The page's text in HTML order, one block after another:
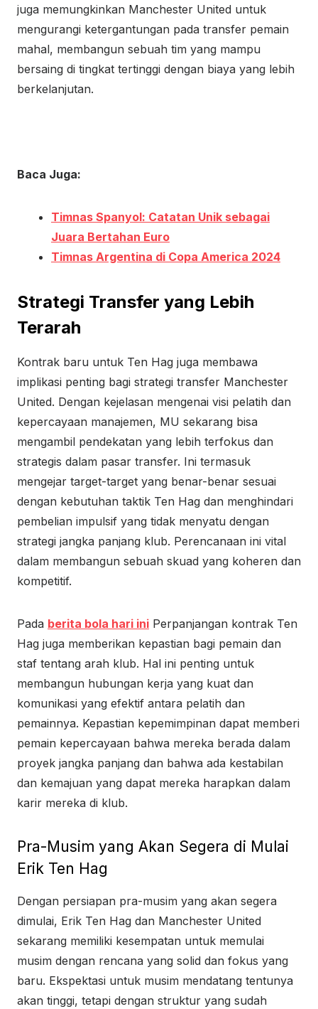
juga memungkinkan Manchester United untuk
mengurangi ketergantungan pada transfer pemain
mahal, membangun sebuah tim yang mampu
bersaing di tingkat tertinggi dengan biaya yang lebih
berkelanjutan.
Baca Juga:
Timnas Spanyol: Catatan Unik sebagai
Juara Bertahan Euro
Timnas Argentina di Copa America 2024
Strategi Transfer yang Lebih
Terarah
Kontrak baru untuk Ten Hag juga membawa
implikasi penting bagi strategi transfer Manchester
United. Dengan kejelasan mengenai visi pelatih dan
kepercayaan manajemen, MU sekarang bisa
mengambil pendekatan yang lebih terfokus dan
strategis dalam pasar transfer. Ini termasuk
mengejar target-target yang benar-benar sesuai
dengan kebutuhan taktik Ten Hag dan menghindari
pembelian impulsif yang tidak menyatu dengan
strategi jangka panjang klub. Perencanaan ini vital
dalam membangun sebuah skuad yang koheren dan
kompetitif.
Pada berita bola hari ini Perpanjangan kontrak Ten
Hag juga memberikan kepastian bagi pemain dan
staf tentang arah klub. Hal ini penting untuk
membangun hubungan kerja yang kuat dan
komunikasi yang efektif antara pelatih dan
pemainnya. Kepastian kepemimpinan dapat memberi
pemain kepercayaan bahwa mereka berada dalam
proyek jangka panjang dan bahwa ada kestabilan
dan kemajuan yang dapat mereka harapkan dalam
karir mereka di klub.
Pra-Musim yang Akan Segera di Mulai
Erik Ten Hag
Dengan persiapan pra-musim yang akan segera
dimulai, Erik Ten Hag dan Manchester United
sekarang memiliki kesempatan untuk memulai
musim dengan rencana yang solid dan fokus yang
baru. Ekspektasi untuk musim mendatang tentunya
akan tinggi, tetapi dengan struktur yang sudah